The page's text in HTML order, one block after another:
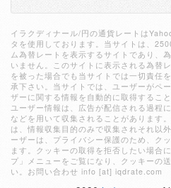
イラクディナール/円の通貨レートは
タを使用しております。当サイトは、
ム為替レートを表示するサイトであり、
いません。このサイトに表示される為替
を被った場合でも当サイトでは一切責任
承下さい。当サイトでは、ユーザーがペ
ザーに関する情報を自動的に取得するこ
ユーザー情報は、広告が配信される過程
などを用いて収集されることがあります
は、情報収集目的のみで収集されそれ以
ーザーは、プライバシー保護のため、ク
ます。クッキーの取得を拒否したい場合
プ」メニューをご覧になり、クッキーの
い。お問い合わせ info [at] iqdrate.com